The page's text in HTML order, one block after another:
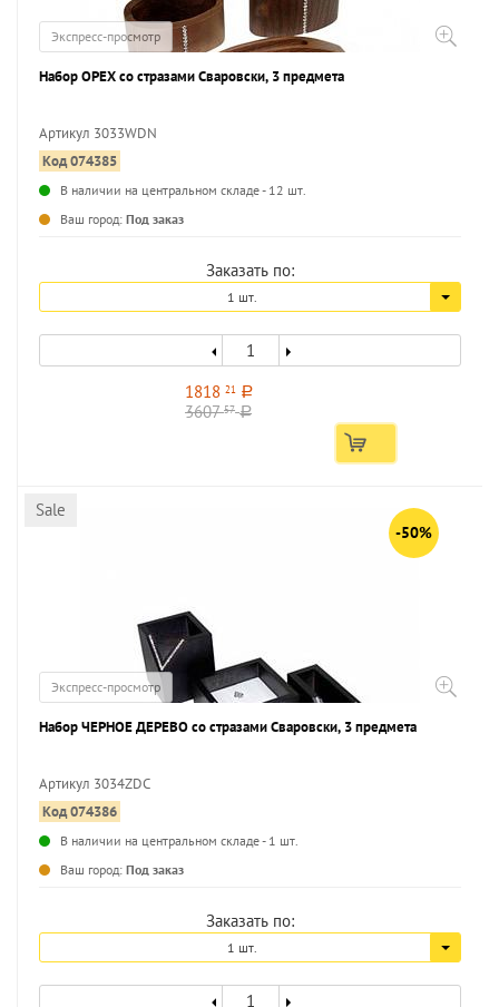
Экспресс-просмотр
Набор ОРЕХ со стразами Сваровски, 3 предмета
Артикул 3033WDN
Код 074385
В наличии на центральном складе - 12 шт.
Ваш город: Под заказ
Заказать по:
1 шт.
1818 21 a
360757 a
Sale
-50%
Экспресс-просмотр
Набор ЧЕРНОЕ ДЕРЕВО со стразами Сваровски, 3 предмета
Артикул 3034ZDC
Код 074386
В наличии на центральном складе - 1 шт.
Ваш город: Под заказ
Заказать по:
1 шт.